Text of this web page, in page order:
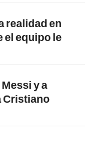
realidad en
el equipo le
y a
Cristiano